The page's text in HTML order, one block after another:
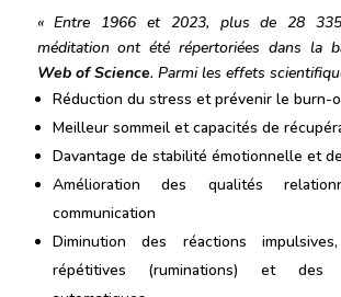
« Entre 1966 et 2023, plus de 28
méditation ont été répertoriées dans la
Web of Science. Parmi les effets
Réduction du stress et prévenir le burn-
Meilleur sommeil et capacités de
Davantage de stabilité émotionnelle et
Amélioration des qualités
communication
Diminution des réactions
répétitives (ruminations) et des